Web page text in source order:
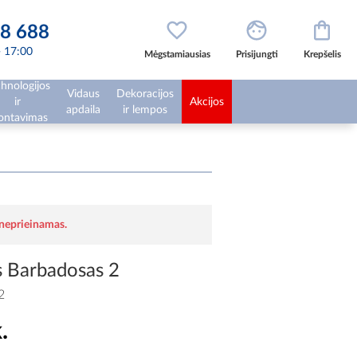
688
17:00 Mėgstamiausias Prisijungti Krepšelis
ir
Vidaus
apdaila
Dekoracijos
ir lempos
Akcijos
2